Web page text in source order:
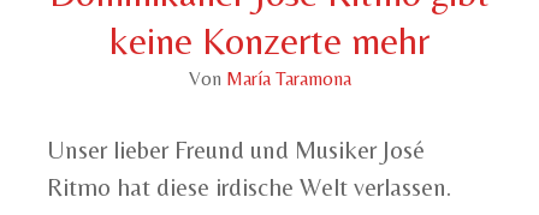
keine Konzerte mehr
Von María Taramona
Unser lieber Freund und Musiker José
Ritmo hat diese irdische Welt verlassen.